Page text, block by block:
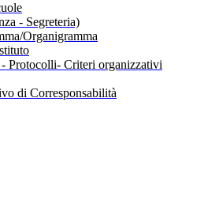
- Segreteria)
Organigramma
Protocolli- Criteri organizzativi
di Corresponsabilità